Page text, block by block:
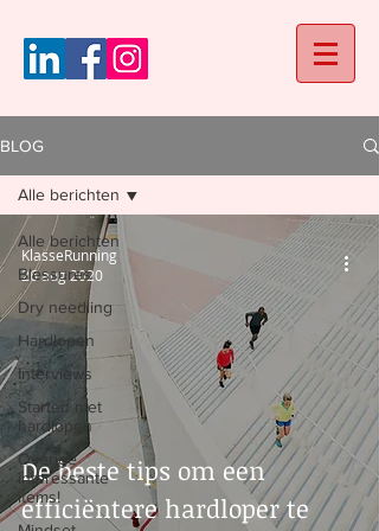
BLOG
Alle berichten
Blessures
Dry needling
Hardlopen
Interviews
Starten met
hardlopen
Overige
interessante
items!
Alle berichten
De beste tips om een
efficiëntere hardloper te
KlasseRunning
26 aug 2020